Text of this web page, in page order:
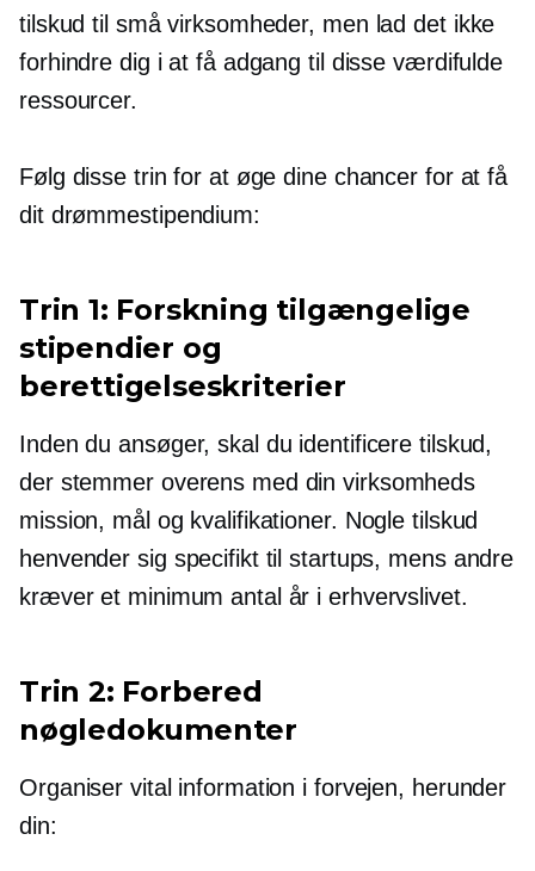
tilskud til små virksomheder, men lad det ikke
forhindre dig i at få adgang til disse værdifulde
ressourcer.
Følg disse trin for at øge dine chancer for at få
dit drømmestipendium:
Trin 1: Forskning tilgængelige
stipendier og
berettigelseskriterier
Inden du ansøger, skal du identificere tilskud,
der stemmer overens med din virksomheds
mission, mål og kvalifikationer. Nogle tilskud
henvender sig specifikt til startups, mens andre
kræver et minimum antal år i erhvervslivet.
Trin 2: Forbered
nøgledokumenter
Organiser vital information i forvejen, herunder
din: